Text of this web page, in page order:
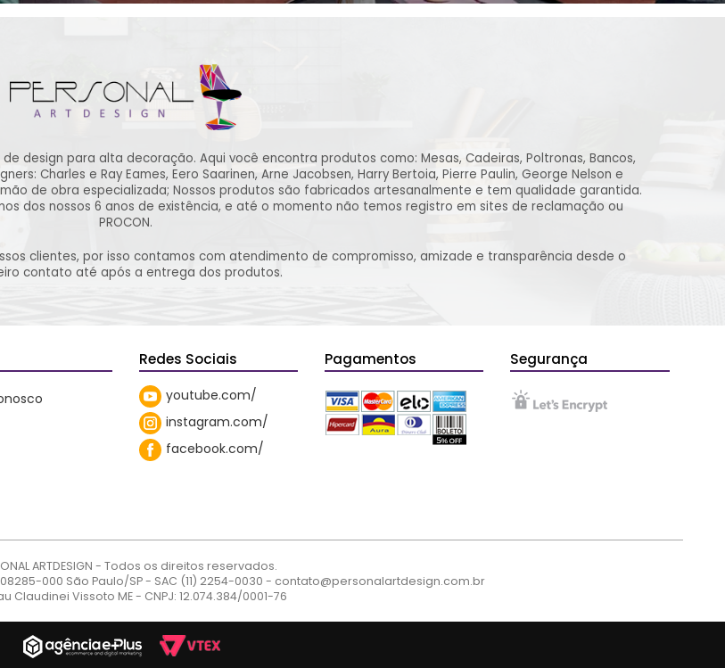
design para alta decoração. Aqui você encontra produtos como: Mesas, Cadeiras, Poltronas, Bancos,
Charles e Ray Eames, Eero Saarinen, Arne Jacobsen, Harry Bertoia, Pierre Paulin, George Nelson e
de obra especializada; Nossos produtos são fabricados artesanalmente e tem qualidade garantida.
dos nossos 6 anos de existência, e até o momento não temos registro em sites de reclamação ou
PROCON.
clientes, por isso contamos com atendimento de compromisso, amizade e transparência desde o
contato até após a entrega dos produtos.
Redes Sociais
youtube.com/
instagram.com/
facebook.com/
Pagamentos Segurança
ARTDESIGN - Todos os direitos reservados.
000 São Paulo/SP - SAC (11) 2254-0030 - contato@personalartdesign.com.br
Claudinei Vissoto ME - CNPJ: 12.074.384/0001-76